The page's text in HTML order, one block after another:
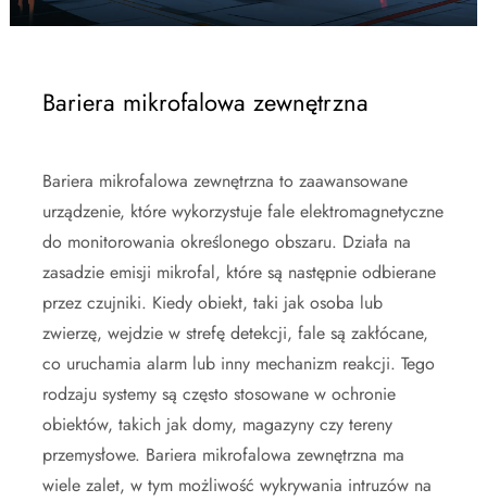
Bariera mikrofalowa zewnętrzna
Bariera mikrofalowa zewnętrzna to zaawansowane
urządzenie, które wykorzystuje fale elektromagnetyczne
do monitorowania określonego obszaru. Działa na
zasadzie emisji mikrofal, które są następnie odbierane
przez czujniki. Kiedy obiekt, taki jak osoba lub
zwierzę, wejdzie w strefę detekcji, fale są zakłócane,
co uruchamia alarm lub inny mechanizm reakcji. Tego
rodzaju systemy są często stosowane w ochronie
obiektów, takich jak domy, magazyny czy tereny
przemysłowe. Bariera mikrofalowa zewnętrzna ma
wiele zalet, w tym możliwość wykrywania intruzów na